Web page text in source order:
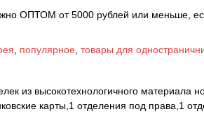
ОПТОМ от 5000 рублей или меньше,
, популярное, товары для
из высокотехнологичного материала
карты,1 отделения под права,1